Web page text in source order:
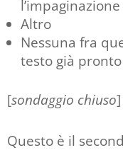
Altro
Nessuna fra
testo già
[sondaggio chiuso]
Questo è il